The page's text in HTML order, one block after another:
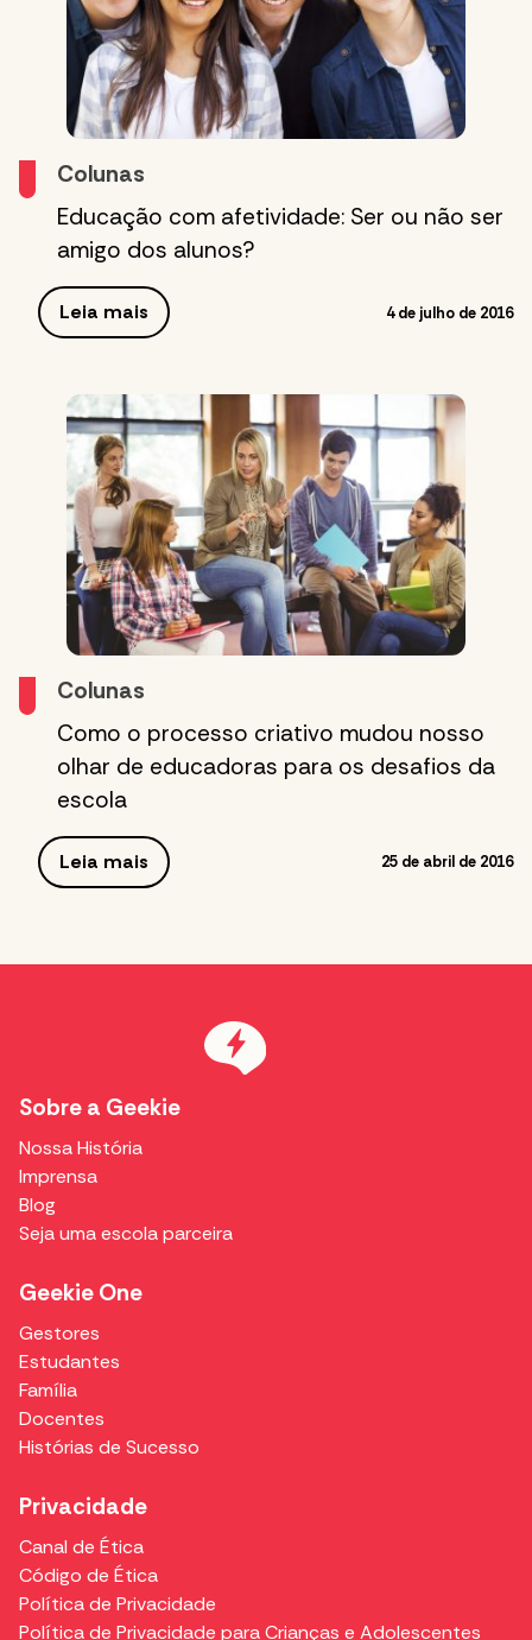
Colunas
Educação com afetividade: Ser ou não ser
amigo dos alunos?
Leia mais 4 de julho de 2016
Colunas
Como o processo criativo mudou nosso
olhar de educadoras para os desafios da
escola
Leia mais 25 de abril de 2016
Sobre a Geekie
Nossa História
Imprensa
Blog
Seja uma escola parceira
Geekie One
Gestores
Estudantes
Família
Docentes
Histórias de Sucesso
Privacidade
Canal de Ética
Código de Ética
Política de Privacidade
Política de Privacidade para Crianças e Adolescentes